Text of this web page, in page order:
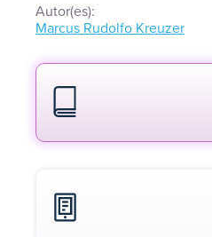
Autor(es):
Marcus Rudolfo Kreuzer